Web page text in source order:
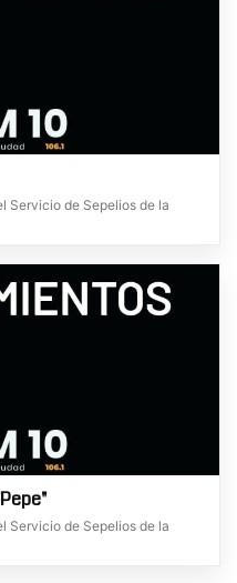
Servicio de Sepelios de la
Servicio de Sepelios de la